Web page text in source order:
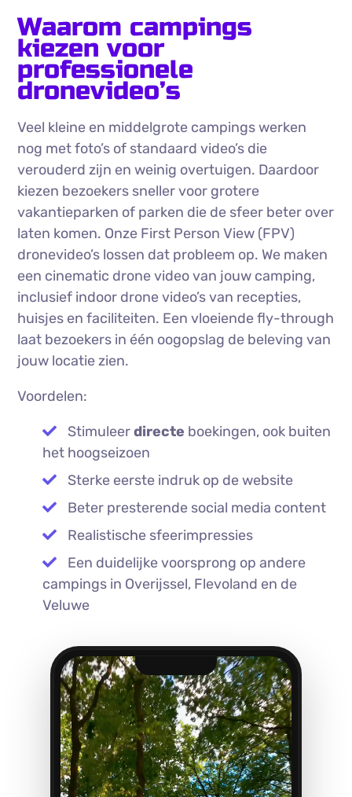
Waarom campings
kiezen voor
professionele
dronevideo’s
Veel kleine en middelgrote campings werken
nog met foto’s of standaard video’s die
verouderd zijn en weinig overtuigen. Daardoor
kiezen bezoekers sneller voor grotere
vakantieparken of parken die de sfeer beter over
laten komen. Onze First Person View (FPV)
dronevideo’s lossen dat probleem op. We maken
een cinematic drone video van jouw camping,
inclusief indoor drone video’s van recepties,
huisjes en faciliteiten. Een vloeiende fly-through
laat bezoekers in één oogopslag de beleving van
jouw locatie zien.
Voordelen:
Stimuleerdirecte boekingen, ook buiten
het hoogseizoen
Sterke eerste indruk op de website
Beter presterende social media content
Realistische sfeerimpressies
Een duidelijke voorsprong op andere
campings in Overijssel, Flevoland en de
Veluwe